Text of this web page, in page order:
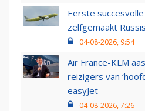
Eerste
zelfgemaakt
04-08-2026, 9:54
Air France-KLM
reizigers van
easyJet
04-08-2026, 7:26